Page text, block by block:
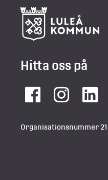
Hitta oss på
FacebookInstagram
Organisationsnummer 21